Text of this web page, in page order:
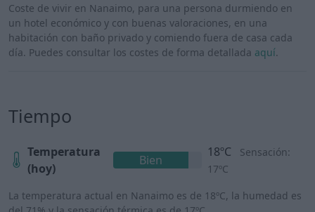
Coste de vivir en Nanaimo, para una persona durmiendo en
un hotel económico y con buenas valoraciones, en una
habitación con baño privado y comiendo fuera de casa cada
día. Puedes consultar los costes de forma detallada aquí.
Tiempo
Temperatura
(hoy)
Bien
18ºC
Sensación:
17ºC
La temperatura actual en Nanaimo es de 18ºC, la humedad es